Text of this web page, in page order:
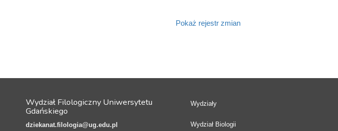
Pokaż rejestr zmian
Wydział Filologiczny Uniwersytetu
Gdańskiego
dziekanat.filologia@ug.edu.pl
Wydziały
Wydział Biologii